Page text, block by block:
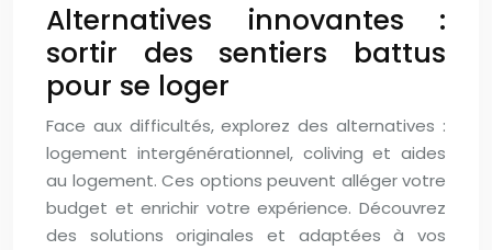
Alternatives innovantes :
sortir des sentiers battus
pour se loger
Face aux difficultés, explorez des alternatives :
logement intergénérationnel, coliving et aides
au logement. Ces options peuvent alléger votre
budget et enrichir votre expérience. Découvrez
des solutions originales et adaptées à vos